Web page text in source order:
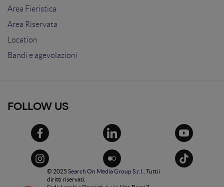
Area Fieristica
Area Riservata
Location
Bandi e agevolazioni
FOLLOW US
© 2025 Search On Media Group S.r.l.
. Tutti i
diritti riservati.